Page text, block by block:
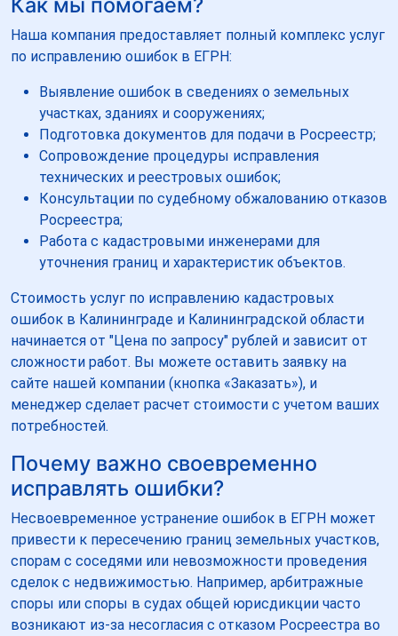
Наша компания предоставляет полный комплекс услуг
по исправлению ошибок в ЕГРН:
Выявление ошибок в сведениях о земельных
участках, зданиях и сооружениях;
Подготовка документов для подачи в Росреестр;
Сопровождение процедуры исправления
технических и реестровых ошибок;
Консультации по судебному обжалованию отказов
Росреестра;
Работа с кадастровыми инженерами для
уточнения границ и характеристик объектов.
Стоимость услуг по исправлению кадастровых
ошибок в Калининграде и Калининградской области
начинается от "Цена по запросу" рублей и зависит от
сложности работ. Вы можете оставить заявку на
сайте нашей компании (кнопка «Заказать»), и
менеджер сделает расчет стоимости с учетом ваших
потребностей.
Почему важно своевременно
исправлять ошибки?
Несвоевременное устранение ошибок в ЕГРН может
привести к пересечению границ земельных участков,
спорам с соседями или невозможности проведения
сделок с недвижимостью. Например, арбитражные
споры или споры в судах общей юрисдикции часто
возникают из-за несогласия с отказом Росреестра во